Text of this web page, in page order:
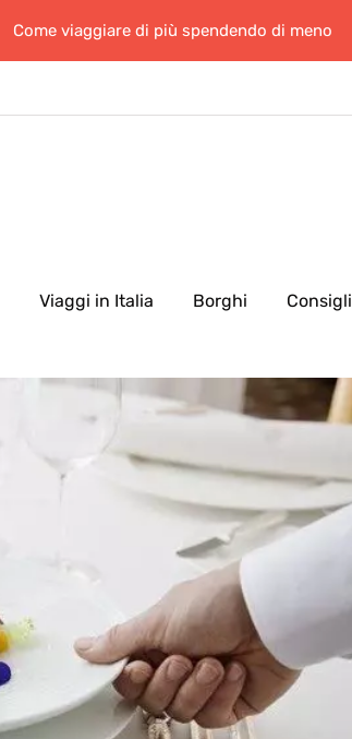
Come viaggiare di più spendendo di meno
Viaggi in Italia Borghi Consigli